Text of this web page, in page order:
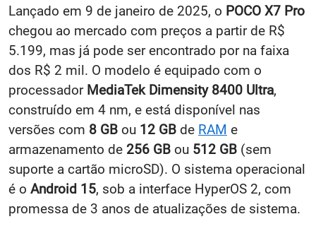
Lançado em 9 de janeiro de 2025, o POCO X7 Pro
chegou ao mercado com preços a partir de R$
5.199, mas já pode ser encontrado por na faixa
dos R$ 2 mil. O modelo é equipado com o
processador MediaTek Dimensity 8400 Ultra,
construído em 4 nm, e está disponível nas
versões com 8 GB ou 12 GB de RAM e
armazenamento de 256 GB ou 512 GB (sem
suporte a cartão microSD). O sistema operacional
é o Android 15, sob a interface HyperOS 2, com
promessa de 3 anos de atualizações de sistema.